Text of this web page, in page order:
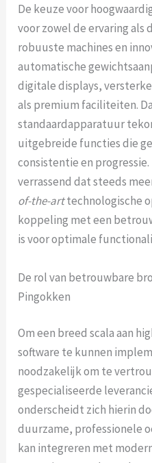
De keuze voor
voor zowel de ervaring als
robuuste machines en
automatische
digitale displays,
als premium faciliteiten.
standaardapparatuur
uitgebreide functies die
consistentie en
verrassend dat steeds
of-the-arttechnologische
koppeling met een
is voor optimale
De rol van betrouwbare
Pingokken
Om een breed scala aan
software te kunnen
noodzakelijk om te
gespecialiseerde
onderscheidt zich hierin
duurzame, professionele
kan integreren met